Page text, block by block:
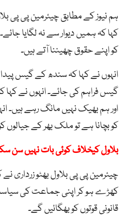
ہم نیوز کے مطابق چیئرمین پی پی
کہا کہ ہمیں دیوار سے نہ لگایا
کو اپنے حقوق چھیننا آتے ہیں۔
انہوں نے کہا کہ سندھ کے گیس پیدا
گیس فراہم کی جائے۔ انہوں نے کہا
اور ہم بھیک نہیں مانگ رہے ہیں۔
کو بچانا ہے تو ملک بھر کے جیالوں
بلاول کیخلاف کوئی بات نہیں سن
چیئرمین پی پی بلاول بھٹو زرداری نے
کھڑے ہو کر اپنی جماعت کی
قانونی قوتوں کو بھگائیں گے۔